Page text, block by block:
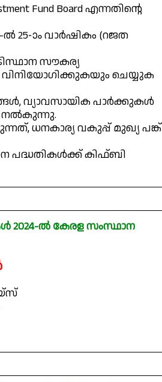
Fund Board എന്നതിന്റെ
25-ാം വാർഷികം (റജത
സൗകര്യ
വിനിയോഗിക്കുകയും ചെയ്യുക
വ്യാവസായിക പാർക്കുകൾ
നൽകുന്നു.
ധനകാര്യ വകുപ്പ് മുഖ്യ പങ്ക്
പദ്ധതികൾക്ക് കിഫ്‌ബി
2024-ൽ കേരള സംസ്ഥാന